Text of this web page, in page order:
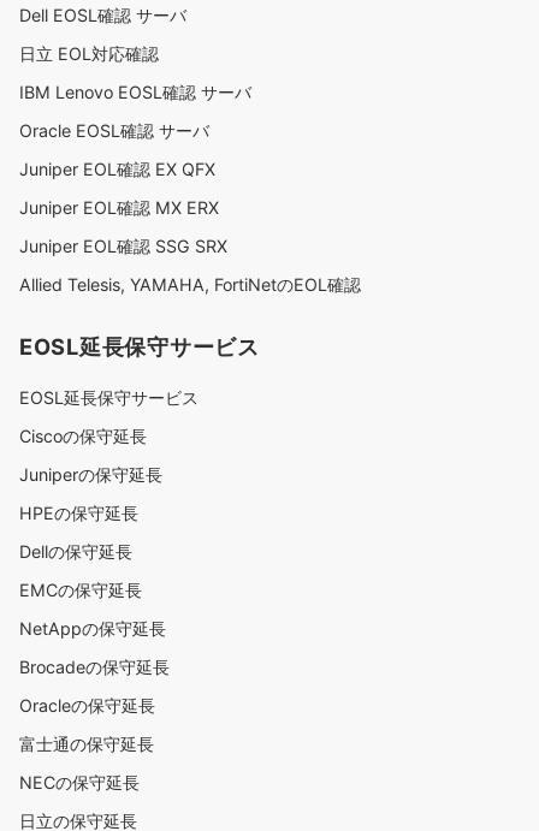
Dell EOSL確認 サーバ
日立 EOL対応確認
IBM Lenovo EOSL確認 サーバ
Oracle EOSL確認 サーバ
Juniper EOL確認 EX QFX
Juniper EOL確認 MX ERX
Juniper EOL確認 SSG SRX
Allied Telesis, YAMAHA, FortiNetのEOL確認
EOSL延長保守サービス
EOSL延長保守サービス
Ciscoの保守延長
Juniperの保守延長
HPEの保守延長
Dellの保守延長
EMCの保守延長
NetAppの保守延長
Brocadeの保守延長
Oracleの保守延長
富士通の保守延長
NECの保守延長
日立の保守延長